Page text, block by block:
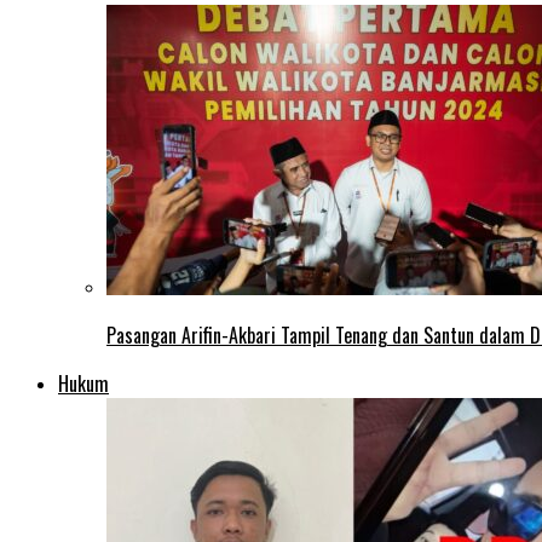
Pasangan Arifin-Akbari Tampil Tenang dan Santun dalam
Hukum